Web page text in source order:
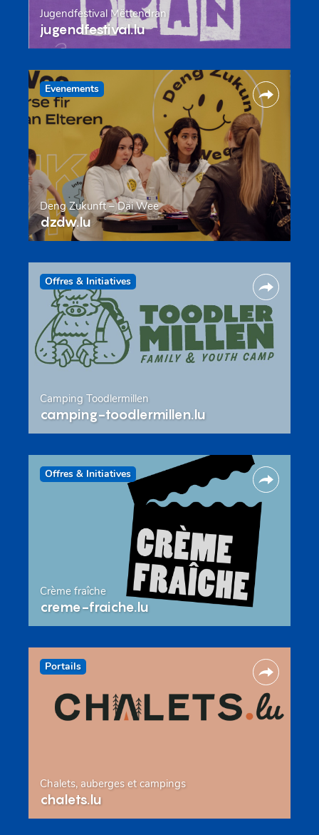
Jugendfestival Mëttendran
jugendfestival.lu
Evenements
Deng Zukunft – Däi Wee
dzdw.lu
Offres & Initiatives
Camping Toodlermillen
camping-toodlermillen.lu
Offres & Initiatives
Crème fraîche
creme-fraiche.lu
Portails
Chalets, auberges et campings
chalets.lu